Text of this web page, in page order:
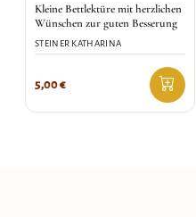
Kleine Bettlektüre mit herzlichen
Wünschen zur guten Besserung
STEINER KATHARINA
5,00€